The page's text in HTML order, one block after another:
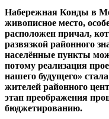
Набережная Конды в
живописное место,
расположен причал,
развязкой районного
населённые пункты
потому реализация
нашего будущего»
жителей районного
этап преображения
бюджетированию.